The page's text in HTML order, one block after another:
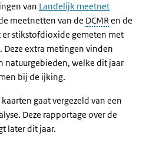
van Landelijk meetnet
meetnetten van de DCMRen de
stikstofdioxide gemeten met
extra metingen vinden
link)
natuurgebieden, welke dit jaar
bij de ijking.
gaat vergezeld van een
Deze rapportage over de
later dit jaar.